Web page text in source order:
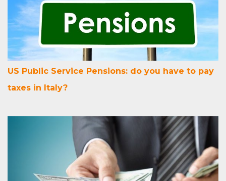
US Public Service Pensions: do you have to pay
taxes in Italy?